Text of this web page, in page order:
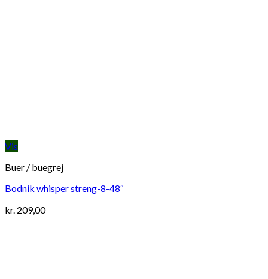
Vis
Buer / buegrej
Bodnik whisper streng-8-48″
kr. 209,00